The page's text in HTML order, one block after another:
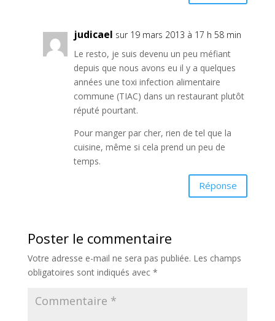
judicael sur 19 mars 2013 à 17 h 58 min
Le resto, je suis devenu un peu méfiant
depuis que nous avons eu il y a quelques
années une toxi infection alimentaire
commune (TIAC) dans un restaurant plutôt
réputé pourtant.
Pour manger par cher, rien de tel que la
cuisine, même si cela prend un peu de
temps.
Réponse
Poster le commentaire
Votre adresse e-mail ne sera pas publiée. Les champs
obligatoires sont indiqués avec *